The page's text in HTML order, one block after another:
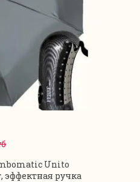
Unito
эффектная ручка